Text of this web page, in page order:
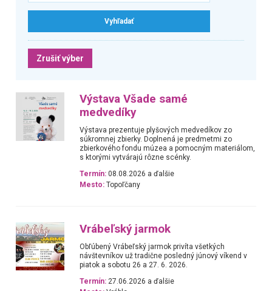
Zrušiť výber
Výstava Všade samé
medvedíky
Výstava prezentuje plyšových medvedíkov zo
súkromnej zbierky. Doplnená je predmetmi zo
zbierkového fondu múzea a pomocným materiálom,
s ktorými vytvárajú rôzne scénky.
Termín: 08.08.2026 a ďalšie
Mesto: Topoľčany
Vrábeľský jarmok
Obľúbený Vrábeľský jarmok privíta všetkých
návštevníkov už tradične posledný júnový víkend v
piatok a sobotu 26 a 27. 6. 2026.
Termín: 27.06.2026 a ďalšie